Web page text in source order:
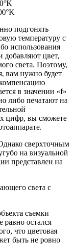
подгонять
температуру с
использования
добавляют цвет,
света. Поэтому,
вам нужно будет
в значении «f»
либо печатают на
цифр, вы сможете
сверхточным
на визуальной
представлен на
съемки
равно остался
что цветовая
быть не ровно